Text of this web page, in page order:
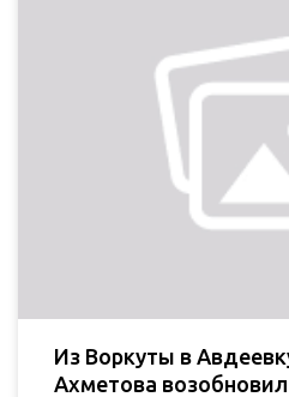
Из Воркуты в
Ахметова возобновил